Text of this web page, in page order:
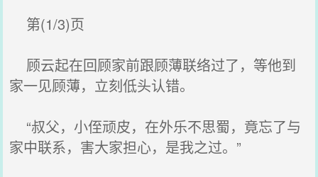
第(1/3)页
顾云起在回顾家前跟顾薄联络过了，等他到
家一见顾薄，立刻低头认错。
“叔父，小侄顽皮，在外乐不思蜀，竟忘了与
家中联系，害大家担心，是我之过。”